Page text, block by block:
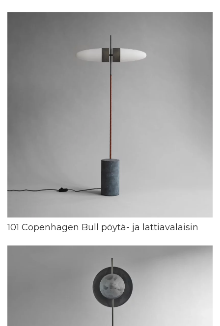
101 Copenhagen Bull pöytä- ja lattiavalaisin